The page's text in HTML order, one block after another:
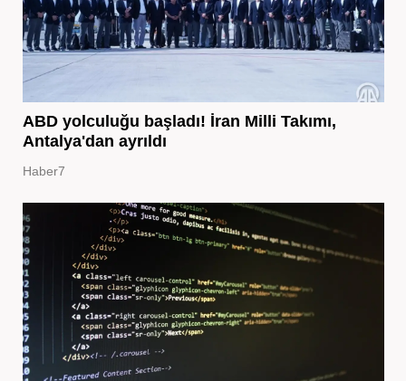
ABD yolculuğu başladı! İran Milli Takımı,
Antalya'dan ayrıldı
Haber7